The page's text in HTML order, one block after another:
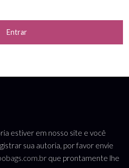
Entrar
estiver em nosso site e você
sua autoria, por favor envie
que prontamente lhe